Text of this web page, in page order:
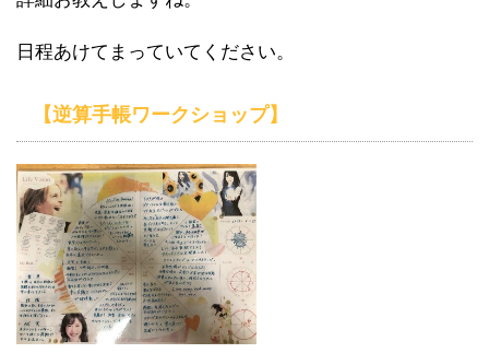
日程あけてまっていてください。
【逆算手帳ワークショップ】